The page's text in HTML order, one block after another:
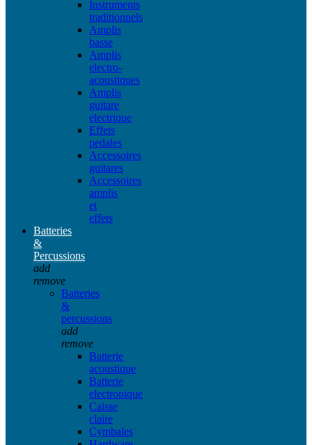
Instruments
traditionnels
Amplis
basse
Amplis
electro-
acoustiques
Amplis
guitare
electrique
Effets
pedales
Accessoires
guitares
Accessoires
amplis
et
effets
Batteries
&
Percussions
add
remove
Batteries
&
percussions
add
remove
Batterie
acoustique
Batterie
electronique
Caisse
claire
Cymbales